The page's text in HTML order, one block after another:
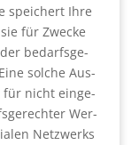
spei­chert Ihre
für Zwe­cke
bedarfs­ge­
sol­che Aus­
für nicht ein­ge­
Wer­
Netz­werks